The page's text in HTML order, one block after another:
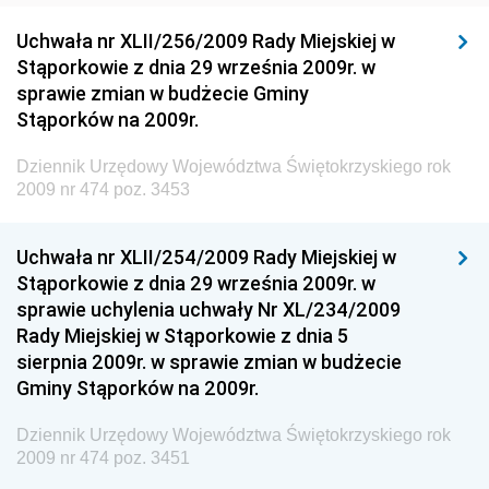
Środowiska
Dziennik Urzędowy Ministerstwa Administracji,
Gospodarki Terenowej i Ochrony Środowiska
Gospodarki Przestrzennej
Dziennik Urzędowy Ministerstwa Przemysłu
Chemicznego i Lekkiego
Dziennik Urzędowy Ministerstwa Rolnictwa i
Gospodarki Żywnościowej
Społecznej
Dziennik Urzędowy Ministra Cyfryzacji
Uchwała nr XLII/256/2009 Rady Miejskiej w
Stąporkowie z dnia 29 września 2009r. w
sprawie zmian w budżecie Gminy
Stąporków na 2009r.
Dziennik Urzędowy Województwa Świętokrzyskiego rok
2009 nr 474 poz. 3453
Uchwała nr XLII/254/2009 Rady Miejskiej w
Stąporkowie z dnia 29 września 2009r. w
sprawie uchylenia uchwały Nr XL/234/2009
Rady Miejskiej w Stąporkowie z dnia 5
sierpnia 2009r. w sprawie zmian w budżecie
Gminy Stąporków na 2009r.
Dziennik Urzędowy Województwa Świętokrzyskiego rok
2009 nr 474 poz. 3451